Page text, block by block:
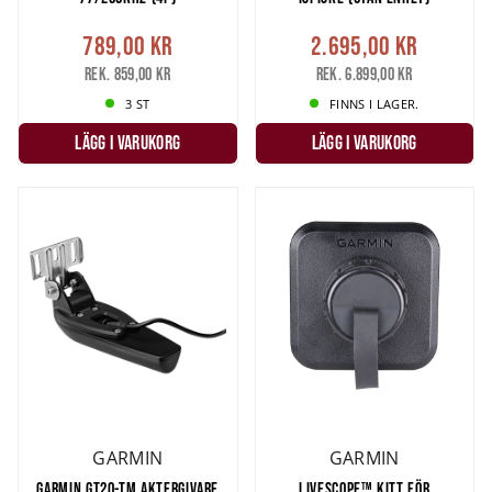
789,00 kr
Rek. 859,00 kr
3 ST
LÄGG I VARUKORG
2.695,00 kr
Rek. 6.899,00 kr
FINNS I LAGER.
LÄGG I VARUKORG
GARMIN GARMIN